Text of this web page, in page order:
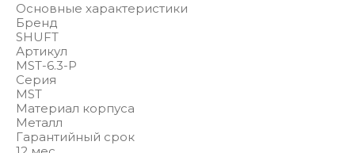
Основные характеристики
Бренд
SHUFT
Артикул
MST-6.3-Р
Серия
MST
Материал корпуса
Металл
Гарантийный срок